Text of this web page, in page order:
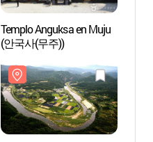
Templo Anguksa en Muju
(안국사(무주))